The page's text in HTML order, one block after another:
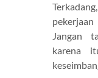
Jangan
karena